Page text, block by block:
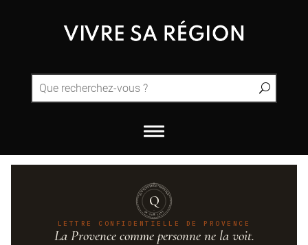
QUINTESSENCE·PROVENCE
UN·SUR·CENT
Q
LETTRE CONFIDENTIELLE DE PROVENCE
La Provence comme personne ne la voit.